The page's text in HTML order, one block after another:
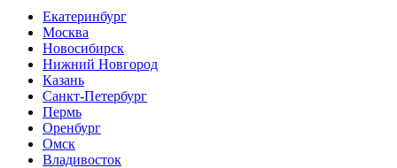
Екатеринбург
Москва
Новосибирск
Нижний Новгород
Казань
Санкт-Петербург
Пермь
Оренбург
Омск
Владивосток